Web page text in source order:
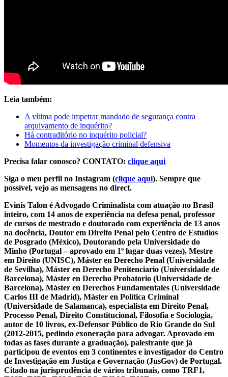
Leia também:
A vítima pode impetrar mandado de segurança contra
arquivamento de inquérito?
Há contraditório no inquérito policial?
Momentos da investigação criminal defensiva
Precisa falar conosco? CONTATO: clique aqui
Siga o meu perfil no Instagram (clique aqui). Sempre que
possível, vejo as mensagens no direct.
Evinis Talon é Advogado Criminalista com atuação no Brasil
inteiro, com 14 anos de experiência na defesa penal, professor
de cursos de mestrado e doutorado com experiência de 13 anos
na docência, Doutor em Direito Penal pelo Centro de Estudios
de Posgrado (México), Doutorando pela Universidade do
Minho (Portugal – aprovado em 1º lugar duas vezes), Mestre
em Direito (UNISC), Máster en Derecho Penal (Universidade
de Sevilha), Máster en Derecho Penitenciario (Universidade de
Barcelona), Máster en Derecho Probatorio (Universidade de
Barcelona), Máster en Derechos Fundamentales (Universidade
Carlos III de Madrid), Máster en Política Criminal
(Universidade de Salamanca), especialista em Direito Penal,
Processo Penal, Direito Constitucional, Filosofia e Sociologia,
autor de 10 livros, ex-Defensor Público do Rio Grande do Sul
(2012-2015, pedindo exoneração para advogar. Aprovado em
todas as fases durante a graduação), palestrante que já
participou de eventos em 3 continentes e investigador do Centro
de Investigação em Justiça e Governação (JusGov) de Portugal.
Citado na jurisprudência de vários tribunais, como TRF1,